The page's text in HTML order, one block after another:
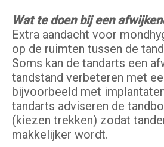
Wat te doen bij een
Extra aandacht voor
op de ruimten tussen de
Soms kan de tandarts een
tandstand verbeteren met
bijvoorbeeld met
tandarts adviseren de
(kiezen trekken) zodat
makkelijker wordt.